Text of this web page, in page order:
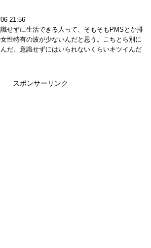
21:56
せずに生活できる人って、そもそもPMSとか排
性特有の波が少ないんだと思う。こちとら別に
だ。意識せずにはいられないくらいキツイんだ
スポンサーリンク